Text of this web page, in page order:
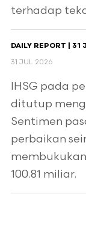
terhadap
DAILY REPORT | 31
31 JUL 2026
IHSG pada
ditutup
Sentimen
perbaikan
100.81 miliar.